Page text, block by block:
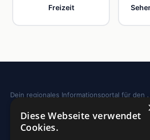
Freizeit
Dein regionales Informationsportal für den .
Sehenswürdigkeiten, Ausflugstipps und
deiner Region.
Diese Webseite verwendet
Cookies.